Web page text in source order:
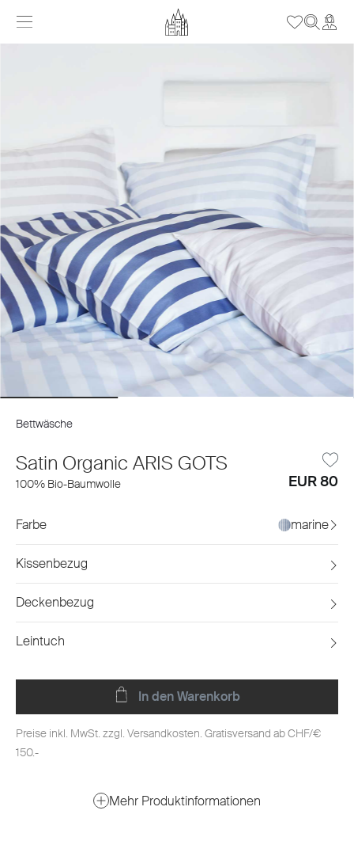
Bettwäsche
Satin Organic ARIS GOTS
100% Bio-Baumwolle EUR 80
Farbe marine
Kissenbezug
Deckenbezug
Leintuch
In den Warenkorb
Preise inkl. MwSt. zzgl. Versandkosten. Gratisversand ab CHF/€
150.-
Mehr Produktinformationen